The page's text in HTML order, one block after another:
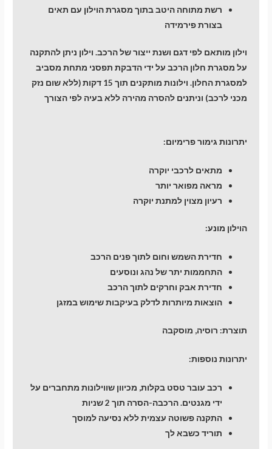
רשת מתוחה היטב בתוך מסגרת הוילון עם תאים
בצורת פירמידה
וילון מותאם לפי דגם ושנת ייצור של הרכב. וילון ניתן להתקנה
על מסגרת חלון הרכב על ידי הדבקת תפסני מתחת מסביב
למסגרת החלון. וילונות מותקנים תוך 15 דקות (ללא שום נזק
מכני לרכב) וניתנים להסרה מהירה ללא בעיה לפי הצורך
יתרונות גימור פרימיום:
מתאים לרכבי יוקרה
מראה מפואר יותר
רעיון מצוין למתנת יוקרה
הוילון מונע:
חדירת השמש וחום לתוך פנים הרכב
התחממות יתר של נהג ונוסעים
חדירת אבק וחרקים לתוך הרכב
הוצאות מיותרות לדלק בעיקבות שימוש במזגן
תוצרת: רוסיה, מוסקבה
יתרונות נוספות:
רכב עובר טסט בקלות, מכיוון שווילונות מתחברים על
ידי מגנטים. הרכבה-הסרה תוך 2 שניות
התקנה פשוטה עצמית ללא נסיעה למוסך
תוריד כשבא לך